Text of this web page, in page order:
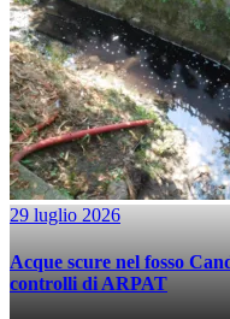
29 luglio 2026
Acque scure nel fosso
controlli di ARPAT